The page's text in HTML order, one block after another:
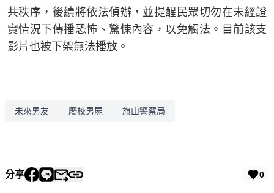
共秩序，後續將依法偵辦，並提醒民眾切勿在未經證
實情況下傳播恐怖、驚悚內容，以免觸法。目前該支
影片也被下架無法播放。
未來男友 廢校男屍 旗山警察局
分享 0